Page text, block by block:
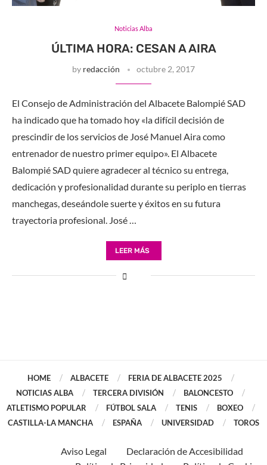
Noticias Alba
ÚLTIMA HORA: CESAN A AIRA
by redacción octubre 2, 2017
El Consejo de Administración del Albacete Balompié SAD
ha indicado que ha tomado hoy «la difícil decisión de
prescindir de los servicios de José Manuel Aira como
entrenador de nuestro primer equipo». El Albacete
Balompié SAD quiere agradecer al técnico su entrega,
dedicación y profesionalidad durante su periplo en tierras
manchegas, deseándole suerte y éxitos en su futura
trayectoria profesional. José …
LEER MÁS
HOME ALBACETE
FERIA DE ALBACETE 2025
NOTICIAS ALBA
TERCERA DIVISIÓN
BALONCESTO
ATLETISMO POPULAR
FÚTBOL SALA TENIS
BOXEO
CASTILLA-LA MANCHA
ESPAÑA UNIVERSIDAD TOROS
Aviso Legal
Declaración de Accesibilidad